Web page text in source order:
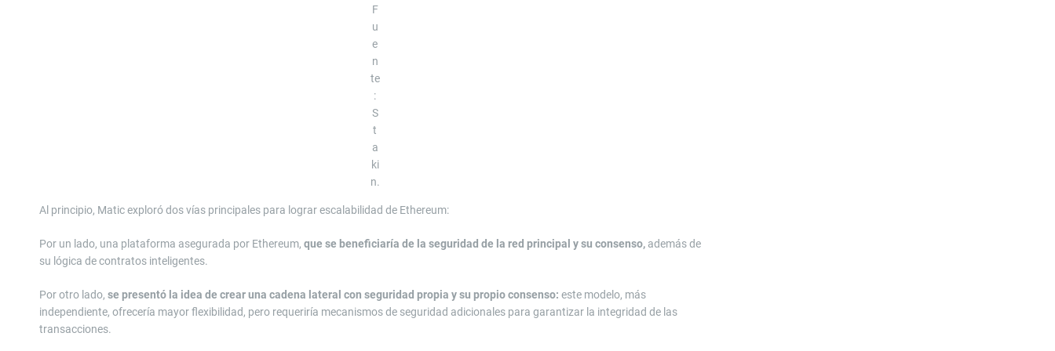
F
u
e
n
te
:
S
t
a
ki
n.
Al principio, Matic exploró dos vías principales para lograr escalabilidad de Ethereum:
Por un lado, una plataforma asegurada por Ethereum, que se beneficiaría de la seguridad de la red principal y su consenso, además de
su lógica de contratos inteligentes.
Por otro lado, se presentó la idea de crear una cadena lateral con seguridad propia y su propio consenso: este modelo, más
independiente, ofrecería mayor flexibilidad, pero requeriría mecanismos de seguridad adicionales para garantizar la integridad de las
transacciones.